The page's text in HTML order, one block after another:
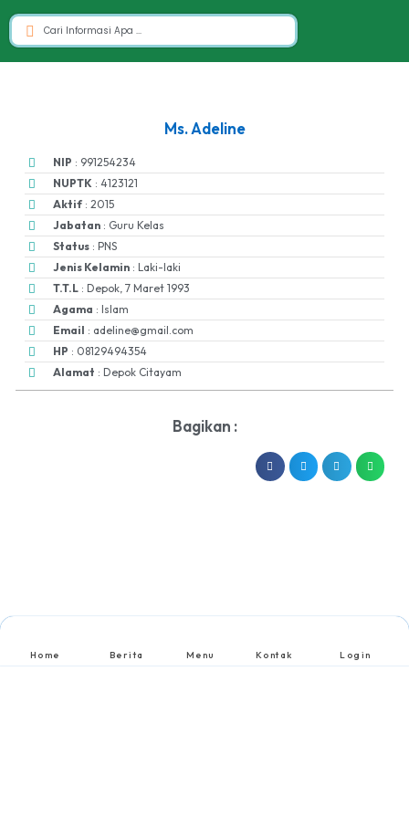
Ms. Adeline
NIP : 991254234
NUPTK : 4123121
Aktif : 2015
Jabatan : Guru Kelas
Status : PNS
Jenis Kelamin : Laki-laki
T.T.L : Depok, 7 Maret 1993
Agama : Islam
Email : adeline@gmail.com
HP : 08129494354
Alamat : Depok Citayam
Bagikan :
Home Berita Menu Kontak Login